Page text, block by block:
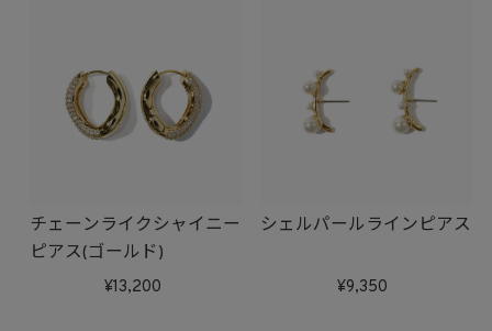
チェーンライクシャイニー
ピアス(ゴールド)
13,200
シェルパールラインピアス
9,350